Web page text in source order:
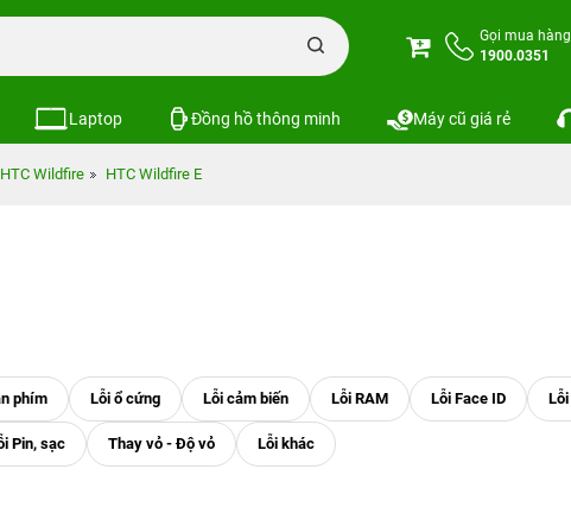
Gọi mua hàng
1900.0351
Laptop Đồng hồ thông minh Máy cũ giá rẻ
HTC Wildfire HTC Wildfire E